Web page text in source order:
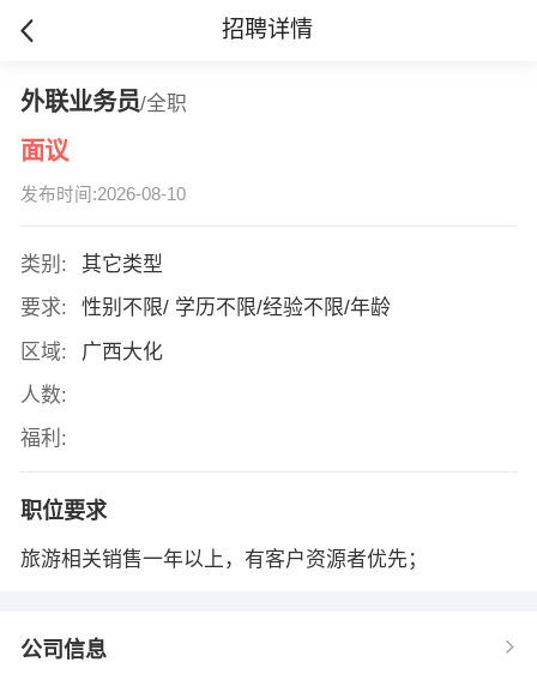
招聘详情
外联业务员/全职
面议
发布时间:2026-08-10
类别:
其它类型
要求:
性别不限/ 学历不限/经验不限/年龄
区域:
广西大化
人数:
福利:
职位要求
旅游相关销售一年以上，有客户资源者优先；
公司信息